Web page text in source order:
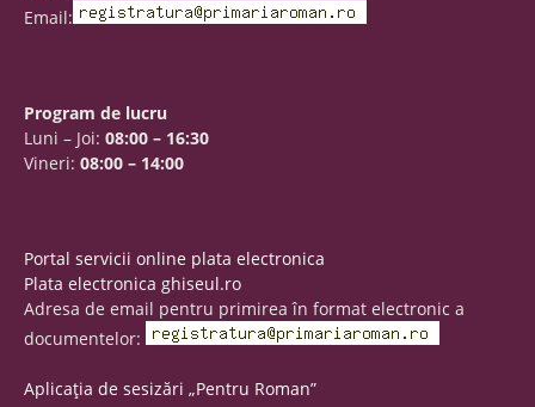
Email:
Program de lucru
Luni – Joi: 08:00 – 16:30
Vineri: 08:00 – 14:00
Portal servicii online plata electronica
Plata electronica ghiseul.ro
Adresa de email pentru primirea în format electronic a
documentelor:
Aplicația de sesizări „Pentru Roman”